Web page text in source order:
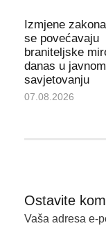
Izmjene
se povećavaju
braniteljske
danas u javnom
savjetovanju
07.08.2026
Ostavite
Vaša adresa e-